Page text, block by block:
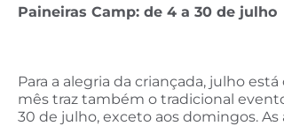
Paineiras Camp: de 4 a 30 de julho
Para a alegria da criançada, julho
mês traz também o tradicional
30 de julho, exceto aos domingos. As